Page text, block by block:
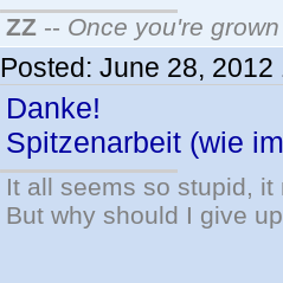
ZZ -- Once you're
Posted: June 28, 2012
Danke!
Spitzenarbeit (wie
It all seems so stupid,
But why should I give